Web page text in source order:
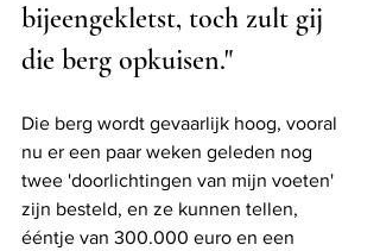
bijeengekletst, toch zult gij
die berg opkuisen."
Die berg wordt gevaarlijk hoog, vooral
nu er een paar weken geleden nog
twee 'doorlichtingen van mijn voeten'
zijn besteld, en ze kunnen tellen,
ééntje van 300.000 euro en een